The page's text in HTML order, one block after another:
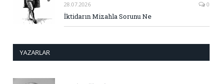
28.07.2026 0
İktidarın Mizahla Sorunu Ne
YAZARLAR